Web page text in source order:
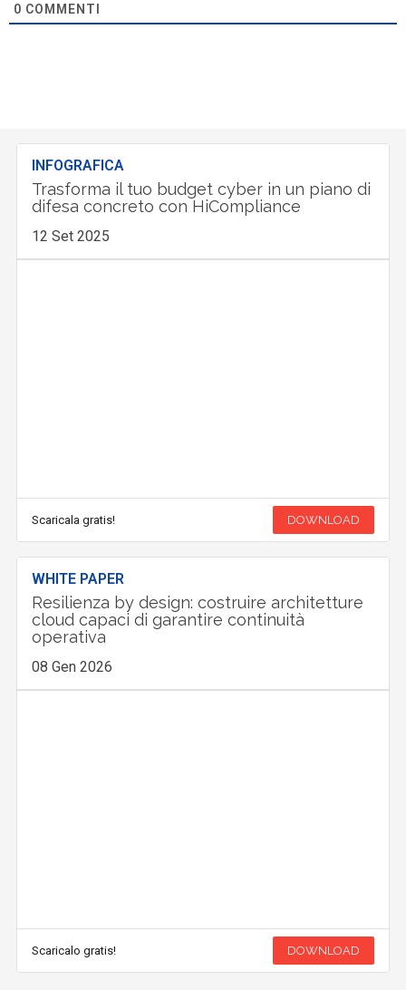
0 COMMENTI
INFOGRAFICA
Trasforma il tuo budget cyber in un piano di
difesa concreto con HiCompliance
12 Set 2025
Scaricala gratis! DOWNLOAD
WHITE PAPER
Resilienza by design: costruire architetture
cloud capaci di garantire continuità
operativa
08 Gen 2026
Scaricalo gratis! DOWNLOAD